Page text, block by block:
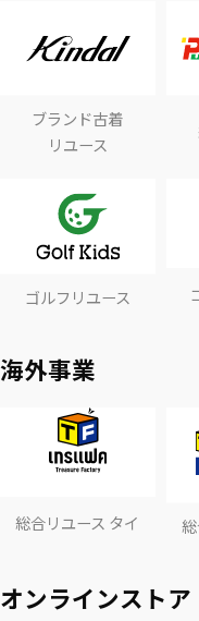
ブランド古着
リユース
ゴルフリユース
海外事業
総合リユース タイ
オンラインストア